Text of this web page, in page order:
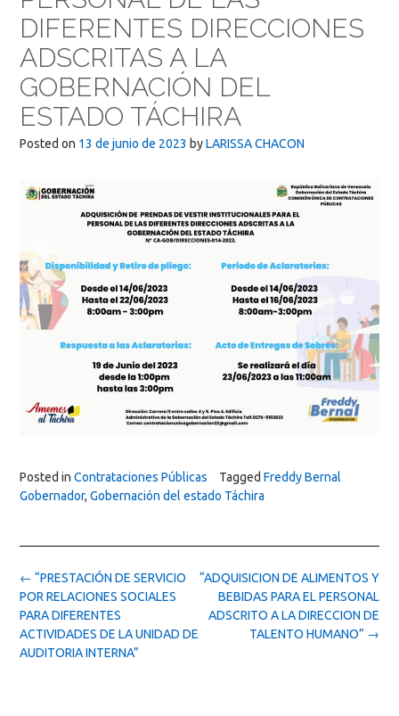
DIFERENTES DIRECCIONES
ADSCRITAS A LA
GOBERNACIÓN DEL
ESTADO TÁCHIRA
Posted on 13 de junio de 2023 byLARISSA CHACON
Posted in Contrataciones Públicas Tagged Freddy Bernal
Gobernador, Gobernación del estado Táchira
Post
navigation
“ADQUISICION DE ALIMENTOS Y
BEBIDAS PARA EL PERSONAL
ADSCRITO A LA DIRECCION DE
TALENTO HUMANO” →
← “PRESTACIÓN DE SERVICIO
POR RELACIONES SOCIALES
PARA DIFERENTES
ACTIVIDADES DE LA UNIDAD DE
AUDITORIA INTERNA”